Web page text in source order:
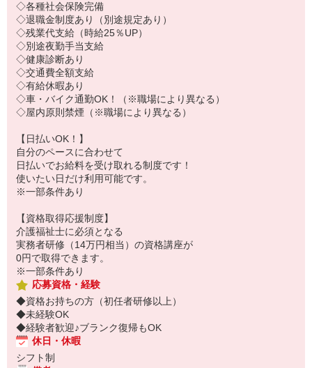
◇各種社会保険完備
◇退職金制度あり（別途規定あり）
◇残業代支給（時給25％UP）
◇別途夜勤手当支給
◇健康診断あり
◇交通費全額支給
◇有給休暇あり
◇車・バイク通勤OK！（※職場により異なる）
◇屋内原則禁煙（※職場により異なる）
【日払いOK！】
自分のペースに合わせて
日払いでお給料を受け取れる制度です！
使いたい日だけ利用可能です。
※一部条件あり
【資格取得応援制度】
介護福祉士に必須となる
実務者研修（14万円相当）の資格講座が
0円で取得できます。
※一部条件あり
応募資格・経験
◆資格お持ちの方（初任者研修以上）
◆未経験OK
◆経験者歓迎♪ブランク復帰もOK
休日・休暇
シフト制